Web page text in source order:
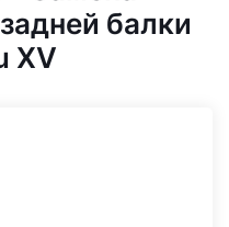
балки
XV